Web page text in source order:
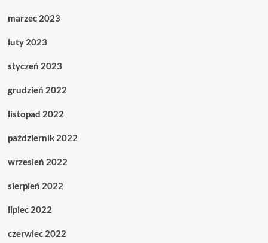
marzec 2023
luty 2023
styczeń 2023
grudzień 2022
listopad 2022
październik 2022
wrzesień 2022
sierpień 2022
lipiec 2022
czerwiec 2022